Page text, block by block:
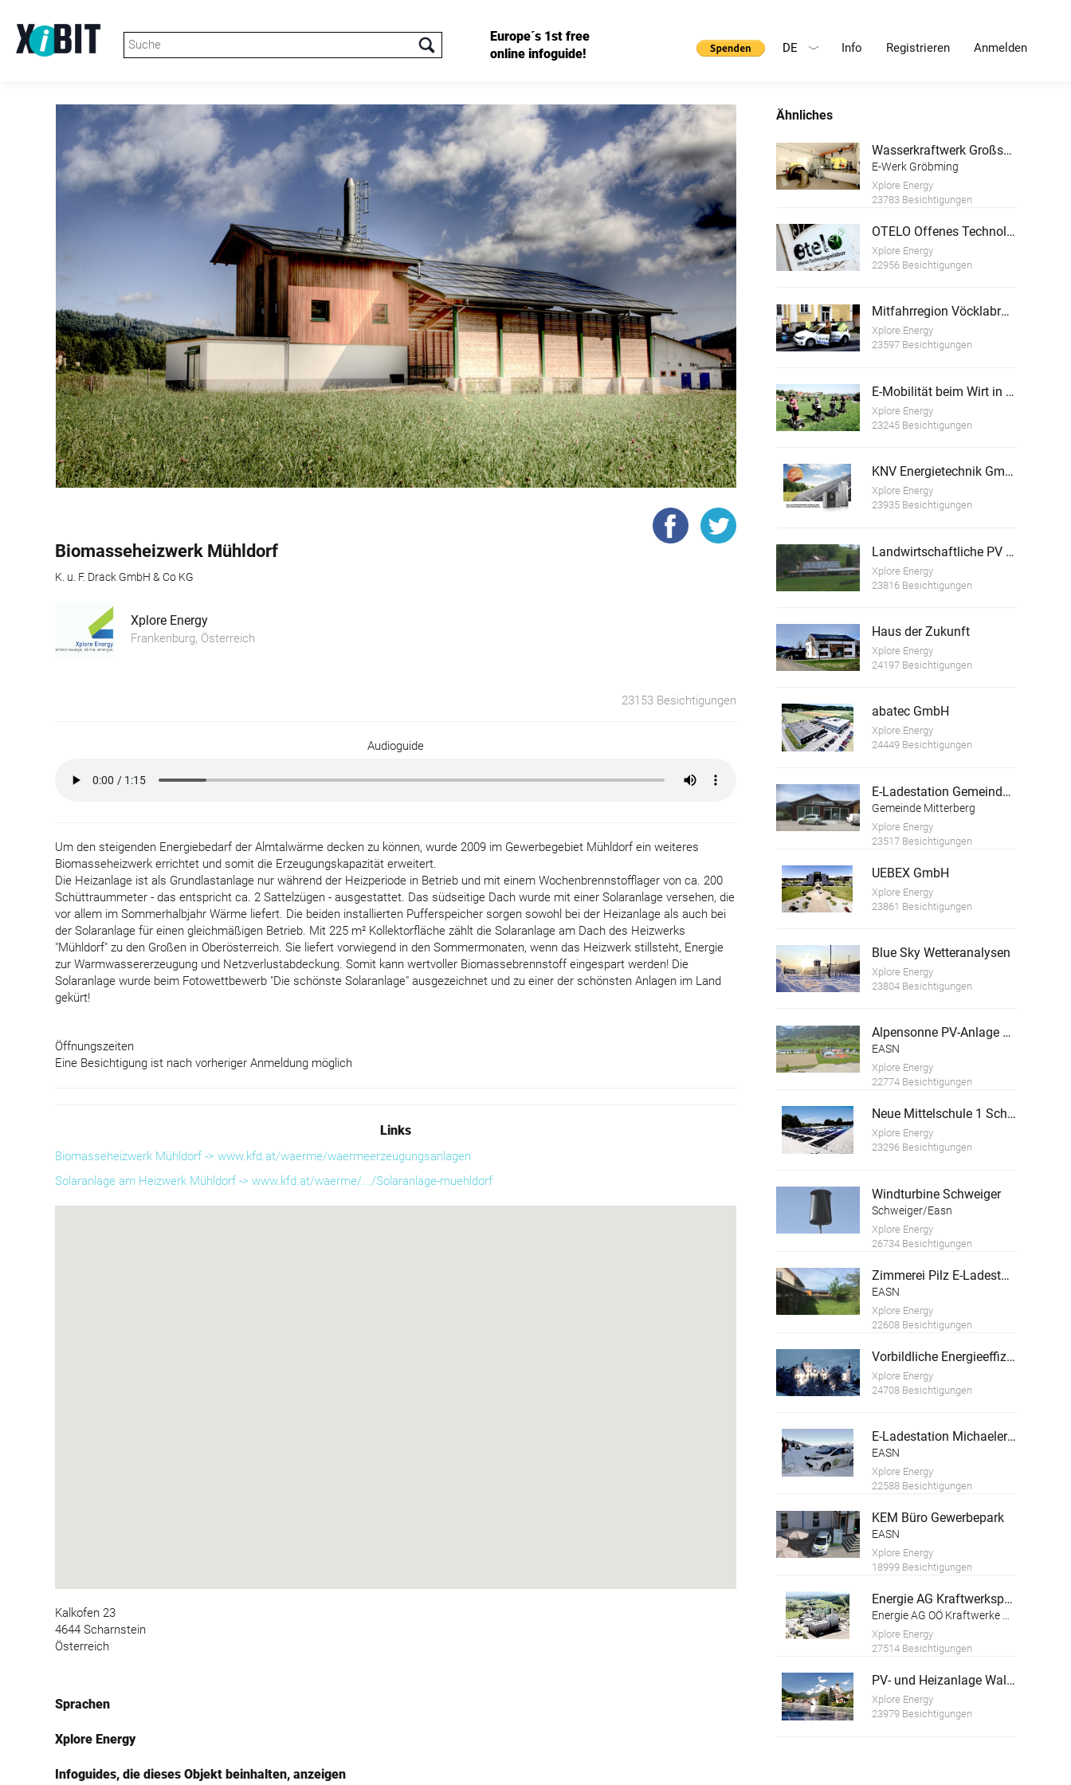
Europe´s 1st free
online infoguide!
Info Registrieren Anmelden
DE
Biomasseheizwerk Mühldorf
K. u. F. Drack GmbH & Co KG
Xplore Energy
Frankenburg, Österreich
23153 Besichtigungen
Audioguide
Um den steigenden Energiebedarf der Almtalwärme decken zu können, wurde 2009 im Gewerbegebiet Mühldorf ein weiteres
Biomasseheizwerk errichtet und somit die Erzeugungskapazität erweitert.
Die Heizanlage ist als Grundlastanlage nur während der Heizperiode in Betrieb und mit einem Wochenbrennstofflager von ca. 200
Schüttraummeter - das entspricht ca. 2 Sattelzügen - ausgestattet. Das südseitige Dach wurde mit einer Solaranlage versehen, die
vor allem im Sommerhalbjahr Wärme liefert. Die beiden installierten Pufferspeicher sorgen sowohl bei der Heizanlage als auch bei
der Solaranlage für einen gleichmäßigen Betrieb. Mit 225 m² Kollektorfläche zählt die Solaranlage am Dach des Heizwerks
"Mühldorf" zu den Großen in Oberösterreich. Sie liefert vorwiegend in den Sommermonaten, wenn das Heizwerk stillsteht, Energie
zur Warmwassererzeugung und Netzverlustabdeckung. Somit kann wertvoller Biomassebrennstoff eingespart werden! Die
Solaranlage wurde beim Fotowettbewerb "Die schönste Solaranlage" ausgezeichnet und zu einer der schönsten Anlagen im Land
gekürt!
Öffnungszeiten
Eine Besichtigung ist nach vorheriger Anmeldung möglich
Links
Biomasseheizwerk Mühldorf -> www.kfd.at/waerme/waermeerzeugungsanlagen
Solaranlage am Heizwerk Mühldorf -> www.kfd.at/waerme/.../Solaranlage-muehldorf
Kalkofen 23
4644 Scharnstein
Österreich
Sprachen
Xplore Energy
Infoguides, die dieses Objekt beinhalten, anzeigen
Ähnliches
Wasserkraftwerk Großsölkbach-Mössna mit E-Ladestation
E-Werk Gröbming
Xplore Energy
23783 Besichtigungen
OTELO Offenes Technologielabor Vöcklabruck
Xplore Energy
22956 Besichtigungen
Mitfahrregion Vöcklabruck Gmunden
Xplore Energy
23597 Besichtigungen
E-Mobilität beim Wirt in der Spöck
Xplore Energy
23245 Besichtigungen
KNV Energietechnik GmbH
Xplore Energy
23935 Besichtigungen
Landwirtschaftliche PV Anlage Eggmaier
Xplore Energy
23816 Besichtigungen
Haus der Zukunft
Xplore Energy
24197 Besichtigungen
abatec GmbH
Xplore Energy
24449 Besichtigungen
E-Ladestation Gemeinde Mitterberg St.Martin
Gemeinde Mitterberg
Xplore Energy
23517 Besichtigungen
UEBEX GmbH
Xplore Energy
23861 Besichtigungen
Blue Sky Wetteranalysen
Xplore Energy
23804 Besichtigungen
Alpensonne PV-Anlage Sportsarea Grimming
EASN
Xplore Energy
22774 Besichtigungen
Neue Mittelschule 1 Schwanenstadt
Xplore Energy
23296 Besichtigungen
Windturbine Schweiger
Schweiger/Easn
Xplore Energy
26734 Besichtigungen
Zimmerei Pilz E-Ladestation und PV Anlage
EASN
Xplore Energy
22608 Besichtigungen
Vorbildliche Energieeffizienz im Hotel Schloss Thannegg
Xplore Energy
24708 Besichtigungen
E-Ladestation Michaelerberghaus
EASN
Xplore Energy
22588 Besichtigungen
KEM Büro Gewerbepark
EASN
Xplore Energy
18999 Besichtigungen
Energie AG Kraftwerkspark Timelkam
Xplore Energy
27514 Besichtigungen
PV- und Heizanlage Wallig
Xplore Energy
23979 Besichtigungen